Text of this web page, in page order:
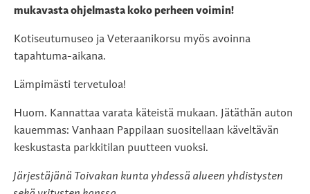
mukavasta ohjelmasta koko perheen voimin!
Kotiseutumuseo ja Veteraanikorsu myös avoinna
tapahtuma-aikana.
Lämpimästi tervetuloa!
Huom. Kannattaa varata käteistä mukaan. Jätäthän auton
kauemmas: Vanhaan Pappilaan suositellaan käveltävän
keskustasta parkkitilan puutteen vuoksi.
Järjestäjänä Toivakan kunta yhdessä alueen yhdistysten